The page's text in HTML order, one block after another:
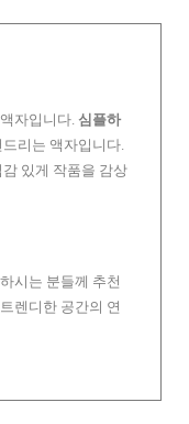
자입니다. 심플하
리는 액자입니다.
있게 작품을 감상
시는 분들께 추천
렌디한 공간의 연